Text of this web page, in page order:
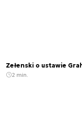
Zełenski o ustawie
2 min.